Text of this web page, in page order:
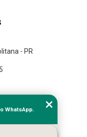
- PR
WhatsApp.